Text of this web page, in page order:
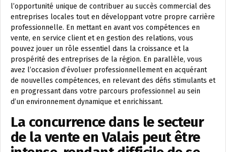
l’opportunité unique de contribuer au succès commercial des
entreprises locales tout en développant votre propre carrière
professionnelle. En mettant en avant vos compétences en
vente, en service client et en gestion des relations, vous
pouvez jouer un rôle essentiel dans la croissance et la
prospérité des entreprises de la région. En parallèle, vous
avez l’occasion d’évoluer professionnellement en acquérant
de nouvelles compétences, en relevant des défis stimulants et
en progressant dans votre parcours professionnel au sein
d’un environnement dynamique et enrichissant.
La concurrence dans le secteur
de la vente en Valais peut être